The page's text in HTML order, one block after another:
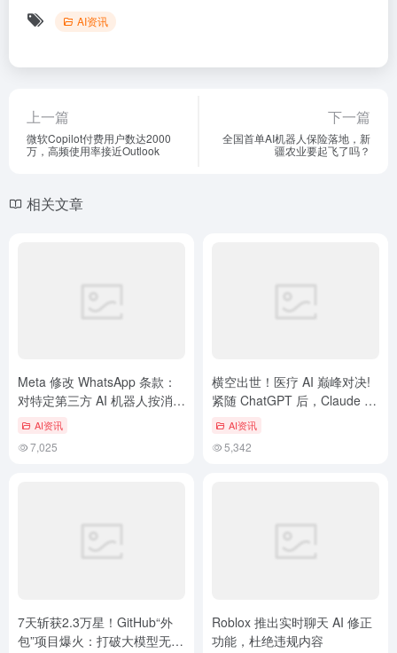
AI资讯
上一篇
微软Copilot付费用户数达2000
万，高频使用率接近Outlook
下一篇
全国首单AI机器人保险落地，新
疆农业要起飞了吗？
相关文章
Meta 修改 WhatsApp 条款：
对特定第三方 AI 机器人按消息
收费AI资讯
7,025
横空出世！医疗 AI 巅峰对决!
紧随 ChatGPT 后，Claude 正
式开放健康记录集…
AI资讯
5,342
7天斩获2.3万星！GitHub“外
包”项目爆火：打破大模型无所
Roblox 推出实时聊天 AI 修正
功能，杜绝违规内容